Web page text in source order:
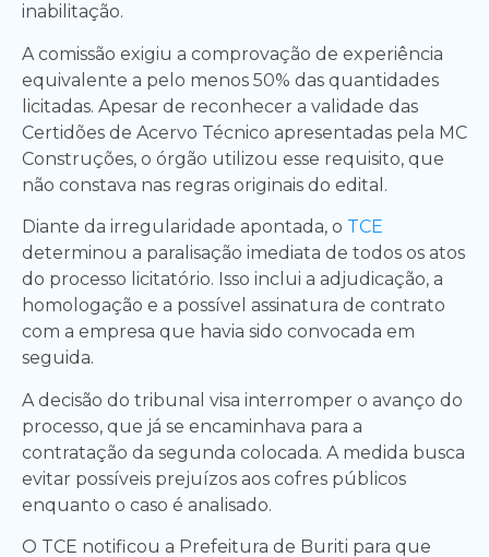
inabilitação.
A comissão exigiu a comprovação de experiência
equivalente a pelo menos 50% das quantidades
licitadas. Apesar de reconhecer a validade das
Certidões de Acervo Técnico apresentadas pela MC
Construções, o órgão utilizou esse requisito, que
não constava nas regras originais do edital.
Diante da irregularidade apontada, o TCE
determinou a paralisação imediata de todos os atos
do processo licitatório. Isso inclui a adjudicação, a
homologação e a possível assinatura de contrato
com a empresa que havia sido convocada em
seguida.
A decisão do tribunal visa interromper o avanço do
processo, que já se encaminhava para a
contratação da segunda colocada. A medida busca
evitar possíveis prejuízos aos cofres públicos
enquanto o caso é analisado.
O TCE notificou a Prefeitura de Buriti para que